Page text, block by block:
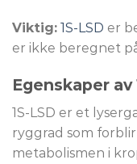
Viktig: 1S-LSD er
er ikke beregnet
Egenskaper av
1S-LSD er et
ryggrad som
metabolismen i